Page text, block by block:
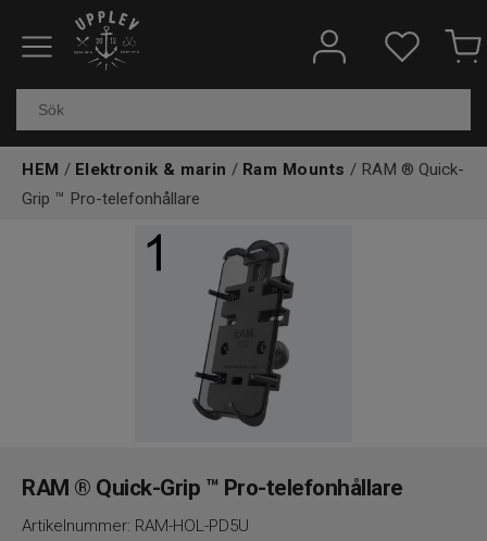
Fiskeredskap
Kläder & skor
HEM / Elektronik & marin / Ram Mounts / RAM ® Quick-
Grip ™ Pro-telefonhållare
RAM ® Quick-Grip ™ Pro-telefonhållare
Artikelnummer: RAM-HOL-PD5U